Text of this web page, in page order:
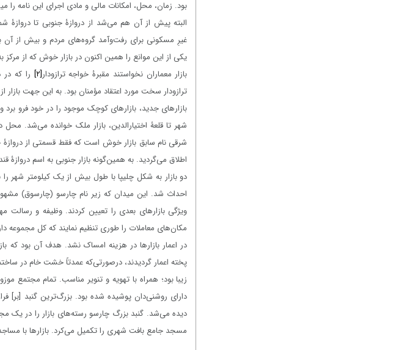
بود. زمان، محل، امکانات مالی و مادی اجرای این نامه را
البته پیش از آن هم می‌شد از دروازۀ جنوبی تا دروازۀ
غیرِ مسکونی برای رفت‌وآمد گروه‌های مردم و بیش از آن
یکی از این موانع را همین اکنون در بازار خوش که از
بازار معماران نخواستند مقبرۀ خواجه ترازودار[۲]
را که
ترازودار سخت مورد اعتقاد مؤمنان بود. به این جهت بازار
بازارهای جدید، بازارهای کوچک موجود را در خود فرو برد
شهر تا قلعۀ اختیارالدین، بازار ملک خوانده می‌شد.
شرقی نام سابق بازار خوش است که فقط قسمتی از دروازۀ
اطلاق می‌گردید. به همین‌گونه بازار جنوبی به اسم دروازۀ
دو بازار به شکل چلیپا با طول بیش از یک کیلومتر شهر
احداث شد. این میدان که زیر نام چارسو (چارسوق)
ویژگی بازارهای بعدی را تعیین کردند. وظیفه و
مکان‌های معاملات را طوری تنظیم نمایند که کل مجموعه
در اعمار بازارها در هزینه امساک نشد. هدف آن بود که
پخته اعمار گردیدند، درصورتی‌که عمدتاً خشت خام در
زیبا بود؛ همراه با تهویه و تنویر مناسب. تمام مجتمع
دارای روشنی‌دان پوشیده شده بود. بزرگ‌ترین گنبد [بر]
دیده می‌شد. گنبد بزرگ چارسو رسته‌های بازار را در یک
مسجد جامع بافت شهری را تکمیل می‌کرد. بازارها با